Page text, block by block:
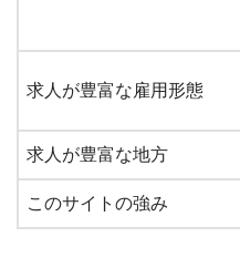
求人が豊富な雇用形態
求人が豊富な地方
このサイトの強み